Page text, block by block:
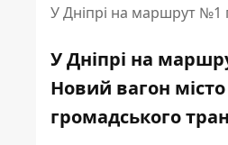
У Дніпрі на маршрут №1
У Дніпрі на
Новий вагон
громадського